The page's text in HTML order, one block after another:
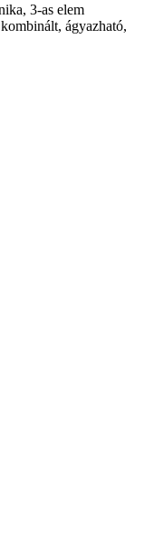
3-as elem
ágyazható,